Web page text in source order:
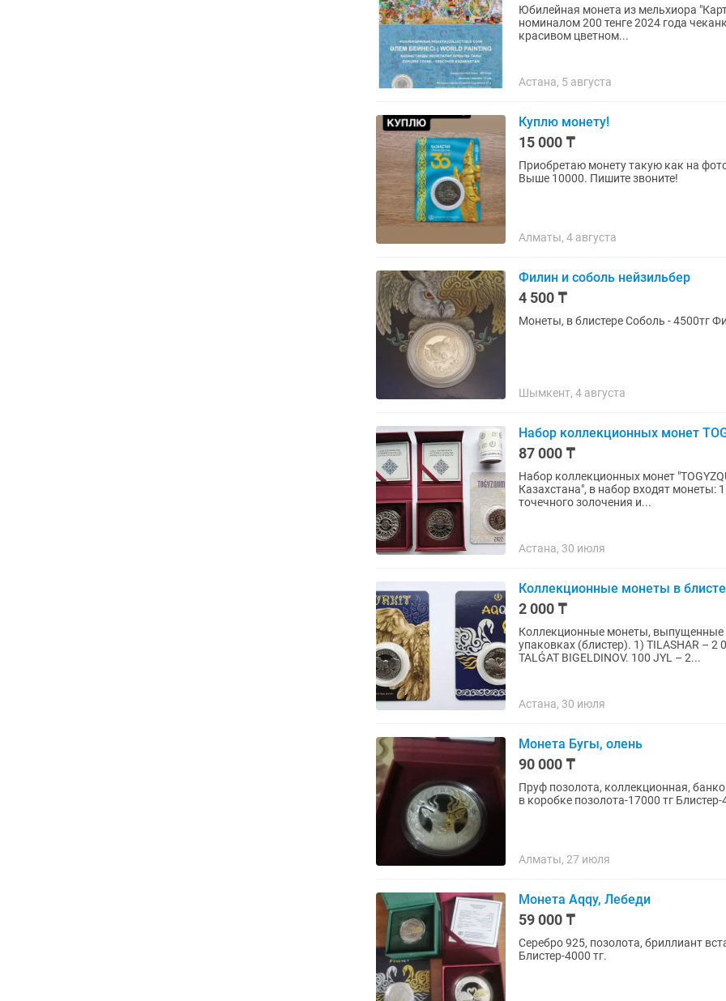
Юбилейная монета из мельхиора
номиналом 200 тенге 2024 года чеканки с
красивом цветном...
Астана, 5 августа
Куплю монету!
15 000 ₸
Приобретаю монету такую как на
Выше 10000. Пишите звоните!
Алматы, 4 августа
Филин и соболь нейзильбер
4 500 ₸
Монеты, в блистере Соболь - 4500тг
Шымкент, 4 августа
Набор коллекционных монет
87 000 ₸
Набор коллекционных монет
Казахстана", в набор входят монеты:
точечного золочения и...
Астана, 30 июля
Коллекционные монеты в
2 000 ₸
Коллекционные монеты,
упаковках (блистер). 1) TILASHAR – 2 000 тенге 2) MUHTAR ÁÝEZOV. 125 JYL – 2 000 тенге 3)
TALǴAT BIGELDINOV. 100 JYL – 2...
Астана, 30 июля
Монета Бугы, олень
90 000 ₸
Пруф позолота, коллекционная,
в коробке позолота-17000 тг Блистер-
Алматы, 27 июля
Монета Aqqy, Лебеди
59 000 ₸
Серебро 925, позолота, бриллиант
Блистер-4000 тг.